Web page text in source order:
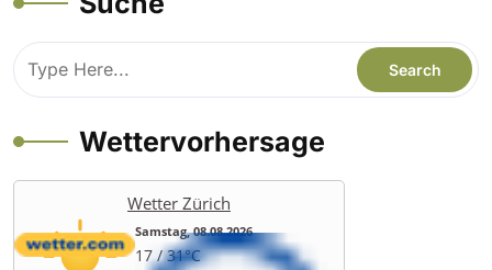
Wettervorhersage
Wetter Zürich
Samstag, 08.08.2026
17 / 31°C